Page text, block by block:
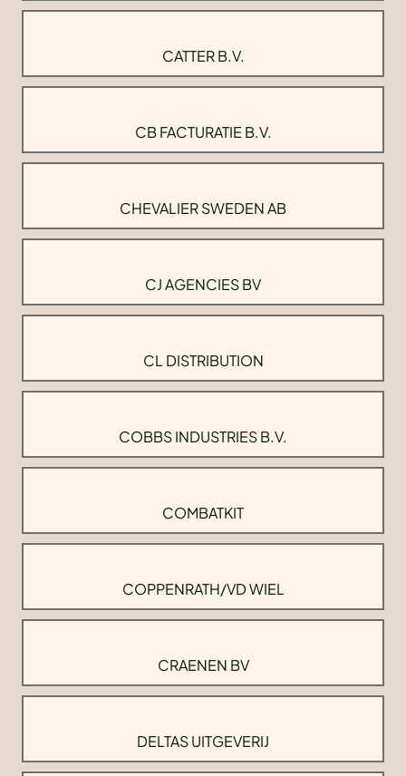
CATTER B.V.
CB FACTURATIE B.V.
CHEVALIER SWEDEN AB
CJ AGENCIES BV
CL DISTRIBUTION
COBBS INDUSTRIES B.V.
COMBATKIT
COPPENRATH/VD WIEL
CRAENEN BV
DELTAS UITGEVERIJ